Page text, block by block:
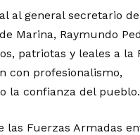
al general secretario
Marina, Raymundo
patriotas y leales a la
con profesionalismo,
la confianza del pueblo.
las Fuerzas Armadas